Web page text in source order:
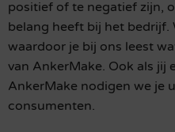
positief of te negatief zijn,
belang heeft bij het bedrijf.
waardoor je bij ons leest
van AnkerMake. Ook als jij
AnkerMake nodigen we je
consumenten.